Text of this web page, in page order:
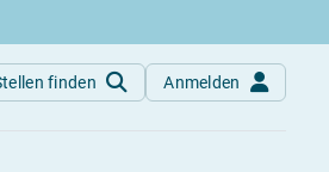
finden Anmelden